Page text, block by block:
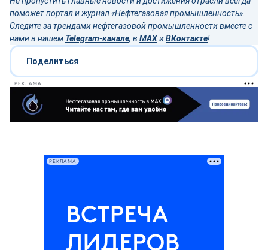
поможет портал и журнал «Нефтегазовая промышленность».
Следите за трендами нефтегазовой промышленности вместе с
нами в нашем Telegram-канале, в MAXиВКонтакте!
Поделиться
РЕКЛАМА
РЕКЛАМА